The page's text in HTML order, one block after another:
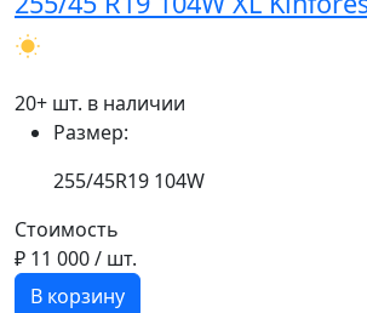
20+ шт. в наличии
Размер:
255/45R19 104W
Стоимость
₽ 11 000/ шт.
В корзину